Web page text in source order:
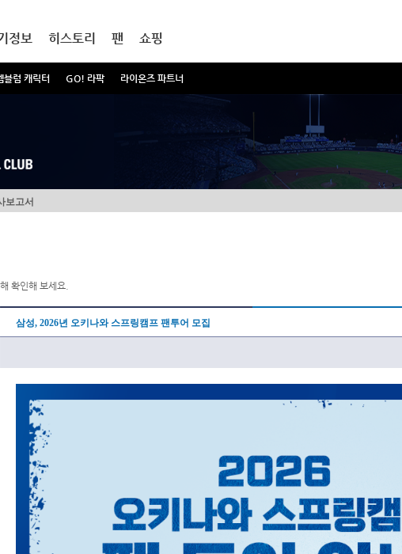
블럼 캐릭터 GO! 라팍 라이온즈 파트너
정보 히스토리 팬 쇼핑
보고서
확인해 보세요.
삼성, 2026년 오키나와 스프링캠프 팬투어 모집